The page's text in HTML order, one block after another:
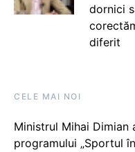
dornici
diferit
CELE MAI NOI
Ministrul Mihai Dimian
programului „Sportul